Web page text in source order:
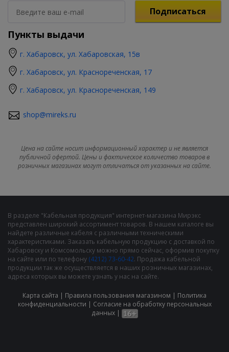
Подписаться
Пункты выдачи
г. Хабаровск, ул. Хабаровская, 15в
г. Хабаровск, ул. Краснореченская, 17
г. Хабаровск, ул. Краснореченская, 149
shop@mireks.ru
Цена на сайте носит информационный характер и не является
публичной офертой. Цены и фактическое количество товаров в
розничных магазинах могут отличаться от указанных на сайте.
В разделе "Кабельная продукция" интернет-магазина Мирэкс
представлен широкий ассортимент товаров. В нашем каталоге вы
найдете различные кабеля с различными техническими
характеристиками. Заказать кабельную продукцию с доставкой по
Хабаровску и Комсомольску можно прямо сейчас, оформив покупку
на сайте или по телефону (4212) 73-60-42. Продажа кабельной
продукции так же осуществляется в наших розничных магазинах,
адреса которых вы можете узнать у нас на сайте.
Карта сайта | Правила пользования магазином | Политика
конфиденциальности | Cогласие на обработку персональных
данных|